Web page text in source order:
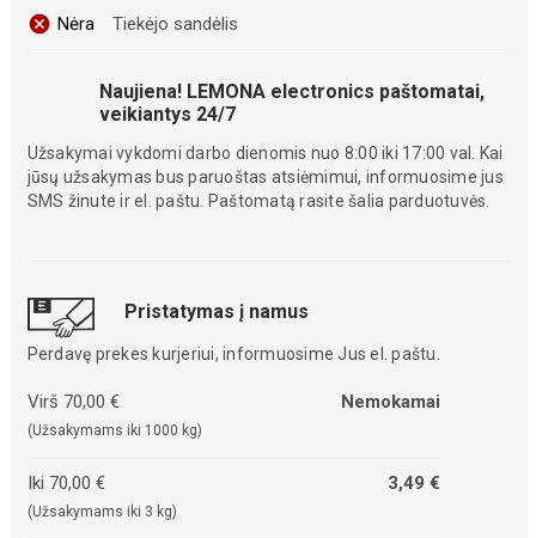
Nėra Tiekėjo sandėlis
Naujiena! LEMONA electronics paštomatai,
veikiantys 24/7
Užsakymai vykdomi darbo dienomis nuo 8:00 iki 17:00 val. Kai
jūsų užsakymas bus paruoštas atsiėmimui, informuosime jus
SMS žinute ir el. paštu. Paštomatą rasite šalia parduotuvės.
Pristatymas į namus
Perdavę prekes kurjeriui, informuosime Jus el. paštu.
Virš 70,00 €
(Užsakymams iki 1000 kg)
Nemokamai
Iki 70,00 €
(Užsakymams iki 3 kg)
3,49 €